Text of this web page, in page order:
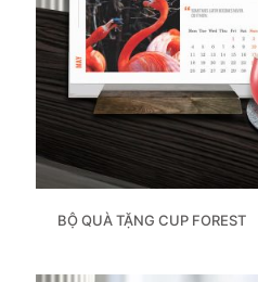
BỘ QUÀ TẶNG CUP FOREST